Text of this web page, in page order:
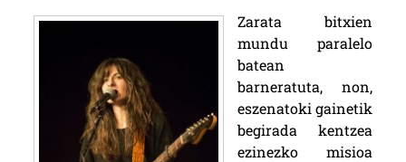
Zarata bitxien
mundu paralelo
batean
barneratuta, non,
eszenatoki gainetik
begirada kentzea
ezinezko misioa